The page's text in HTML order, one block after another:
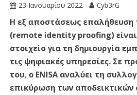
23 Ιανουαρίου 2022 Cyb3rG
Η εξ αποστάσεως επαλήθευση
(remote identity proofing) είναι
στοιχείο για τη δημιουργία
τις ψηφιακές υπηρεσίες. Σε
του, ο ENISA αναλύει τη
επικύρωση των αποδεικτικών